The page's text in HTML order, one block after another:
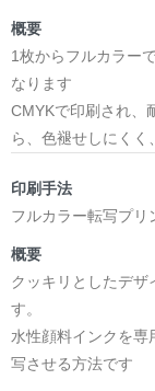
概要
1枚からフルカラー
なります
CMYKで印刷され、
ら、色褪せしにくく
印刷手法
フルカラー転写プリ
概要
クッキリとしたデザ
す。
水性顔料インクを
写させる方法です